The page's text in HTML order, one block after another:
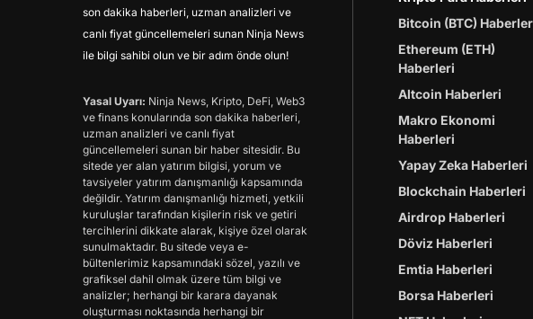
son dakika haberleri, uzman analizleri ve
canlı fiyat güncellemeleri sunan Ninja News
ile bilgi sahibi olun ve bir adım önde olun!
Yasal Uyarı: Ninja News, Kripto, DeFi, Web3
ve finans konularında son dakika haberleri,
uzman analizleri ve canlı fiyat
güncellemeleri sunan bir haber sitesidir. Bu
sitede yer alan yatırım bilgisi, yorum ve
tavsiyeler yatırım danışmanlığı kapsamında
değildir. Yatırım danışmanlığı hizmeti, yetkili
kuruluşlar tarafından kişilerin risk ve getiri
tercihlerini dikkate alarak, kişiye özel olarak
sunulmaktadır. Bu sitede veya e-
bültenlerimiz kapsamındaki sözel, yazılı ve
grafiksel dahil olmak üzere tüm bilgi ve
analizler; herhangi bir karara dayanak
oluşturması noktasında herhangi bir
Bitcoin (BTC)
Ethereum (ETH)
Haberleri
Altcoin Haberleri
Makro Ekonomi
Haberleri
Yapay Zeka Haberleri
Blockchain Haberleri
Airdrop Haberleri
Döviz Haberleri
Emtia Haberleri
Borsa Haberleri